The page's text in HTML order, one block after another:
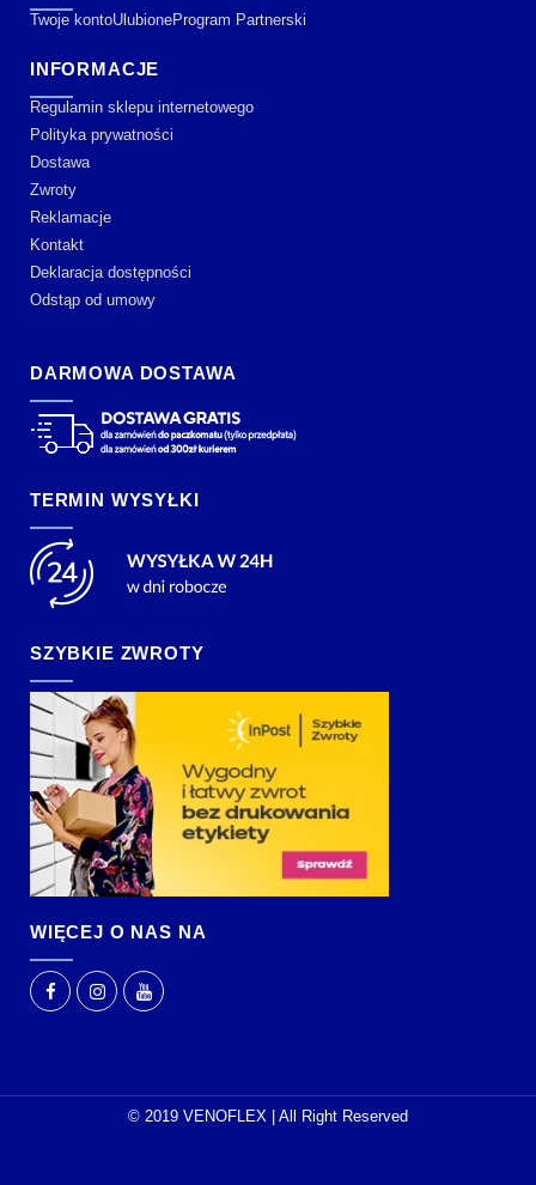
Twoje kontoUlubioneProgram Partnerski
INFORMACJE
Regulamin sklepu internetowego
Polityka prywatności
Dostawa
Zwroty
Reklamacje
Kontakt
Deklaracja dostępności
Odstąp od umowy
DARMOWA DOSTAWA
TERMIN WYSYŁKI
SZYBKIE ZWROTY
WIĘCEJ O NAS NA
© 2019 VENOFLEX | All Right Reserved